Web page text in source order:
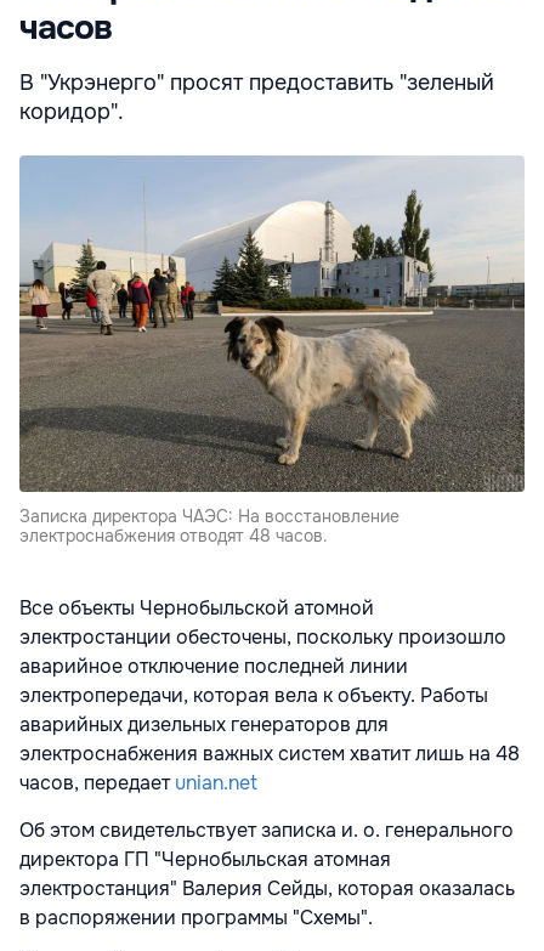
часов
В "Укрэнерго" просят предоставить "зеленый
коридор".
Записка директора ЧАЭС: На восстановление
электроснабжения отводят 48 часов.
Все объекты Чернобыльской атомной
электростанции обесточены, поскольку произошло
аварийное отключение последней линии
электропередачи, которая вела к объекту. Работы
аварийных дизельных генераторов для
электроснабжения важных систем хватит лишь на 48
часов, передаетunian.net
Об этом свидетельствует записка и. о. генерального
директора ГП "Чернобыльская атомная
электростанция" Валерия Сейды, которая оказалась
в распоряжении программы "Схемы".